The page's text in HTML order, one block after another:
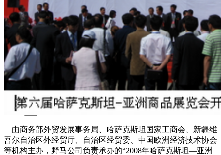
汗血马助力新疆文旅
伊犁州霍城古城巡游 北屯市185团巡游 伊犁霍城县晃晃
村巡游
阿勒泰北屯市巡游 阿勒泰布尔津县巡游 伊犁州
察布查尔县巡游 伊犁昭苏巡游
赛里木湖巡游
园区风采
野马美术馆
陨石 胡杨 硅化木 客房 园区 汗血马基地
F座
大厅
国家记忆A馆 国家记忆B馆 红山玉馆 酒店大厅
料
场餐厅
办公区域 小厨
精彩视频 丝路驿站·野马激光秀 寻味腊八 欢聚暖冬
繁
由商务部外贸发展事务局、哈萨克斯坦国家工商会、新疆维
吾尔自治区外经贸厅、自治区经贸委、中国欧洲经济技术协会
等机构主办，野马公司负责承办的“2008年哈萨克斯坦—亚洲